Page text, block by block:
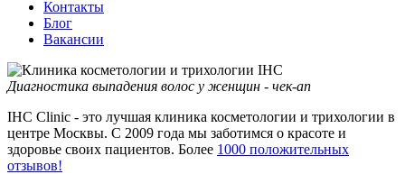
Контакты
Блог
Вакансии
Диагностика выпадения волос у женщин - чек-ап
IHC Clinic - это лучшая клиника косметологии и трихологии в
центре Москвы. С 2009 года мы заботимся о красоте и
здоровье своих пациентов. Более 1000 положительных
отзывов!